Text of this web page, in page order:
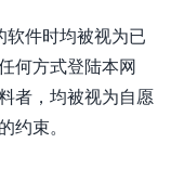
件时均被视为已
何方式登陆本网
者，均被视为自愿
束。